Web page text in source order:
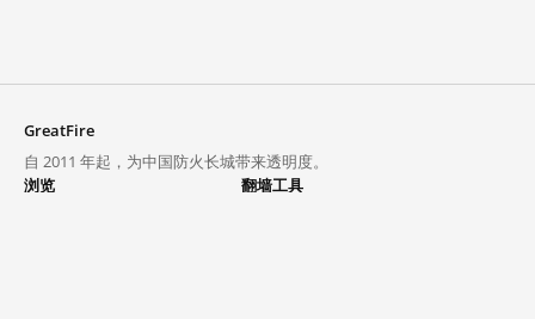
GreatFire
自 2011 年起，为中国防火长城带来透明度。
浏览
翻墙工具